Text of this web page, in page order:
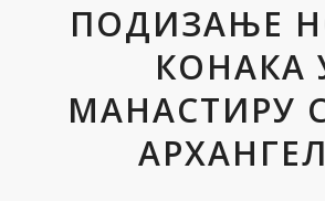
ПОДИЗАЊЕ
КОНАКА
МАНАСТИРУ